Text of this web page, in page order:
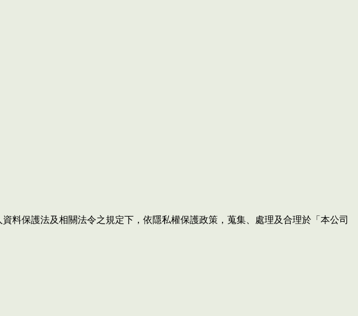
料保護法及相關法令之規定下，依隱私權保護政策，蒐集、處理及合理於「本公司